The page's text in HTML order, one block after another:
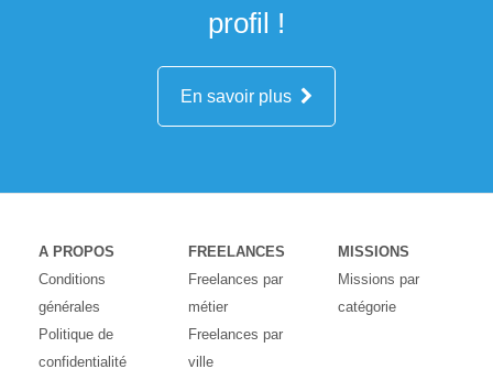
profil !
En savoir plus
A PROPOS
Conditions
générales
Politique de
confidentialité
FREELANCES
Freelances par
métier
Freelances par
ville
MISSIONS
Missions par
catégorie